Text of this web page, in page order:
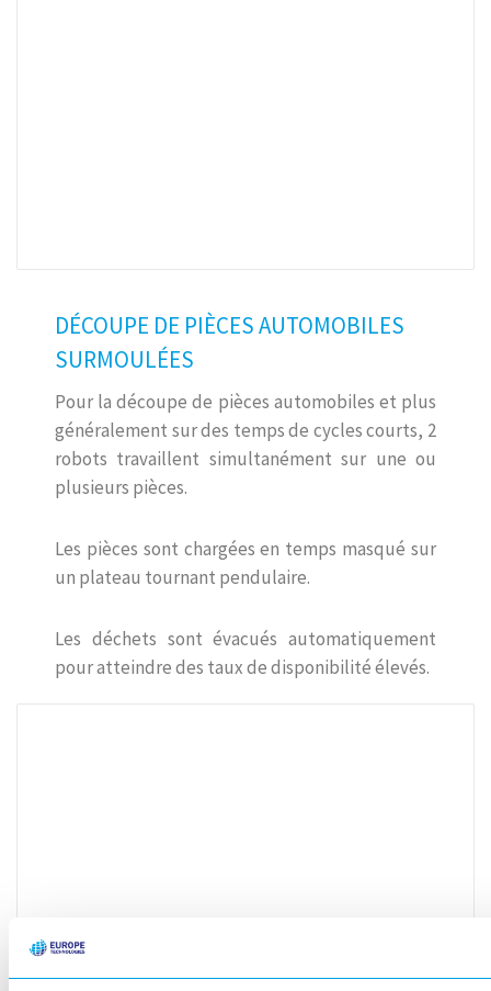
DÉCOUPE DE PIÈCES AUTOMOBILES
SURMOULÉES
Pour la découpe de pièces automobiles et plus
généralement sur des temps de cycles courts, 2
robots travaillent simultanément sur une ou
plusieurs pièces.
Les pièces sont chargées en temps masqué sur
un plateau tournant pendulaire.
Les déchets sont évacués automatiquement
pour atteindre des taux de disponibilité élevés.